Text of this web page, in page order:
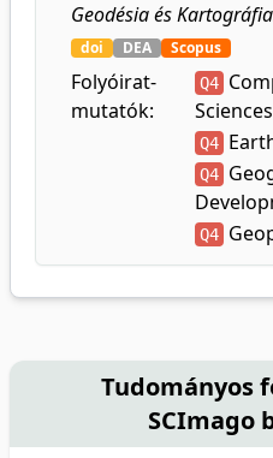
Geodésia és
doi DEA Scopus
Folyóirat-
mutatók:
Q4
Sciences
Q4
Q4
Q4
Tudományos
SCImago